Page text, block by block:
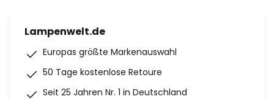
Lampenwelt.de
Europas größte Markenauswahl
50 Tage kostenlose Retoure
Seit 25 Jahren Nr. 1 in Deutschland